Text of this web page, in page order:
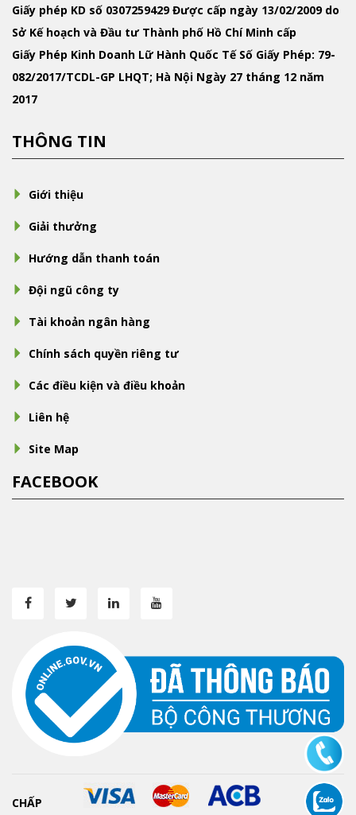
Giấy phép KD số 0307259429 Được cấp ngày 13/02/2009 do
Sở Kế hoạch và Đầu tư Thành phố Hồ Chí Minh cấp
Giấy Phép Kinh Doanh Lữ Hành Quốc TếSố Giấy Phép: 79-
082/2017/TCDL-GP LHQT; Hà Nội Ngày 27 tháng 12 năm
2017
THÔNG TIN
Giới thiệu
Giải thưởng
Hướng dẫn thanh toán
Đội ngũ công ty
Tài khoản ngân hàng
Chính sách quyền riêng tư
Các điều kiện và điều khoản
Liên hệ
Site Map
FACEBOOK
CHẤP